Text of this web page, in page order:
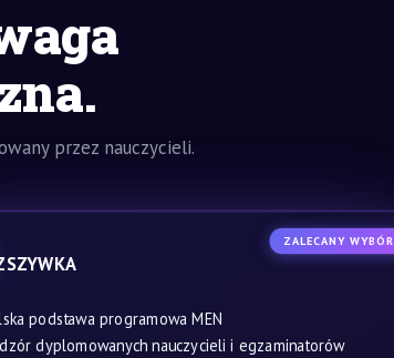
przez nauczycieli.
ZALECANY WYBÓR
podstawa programowa MEN
dyplomowanych nauczycieli i egzaminatorów